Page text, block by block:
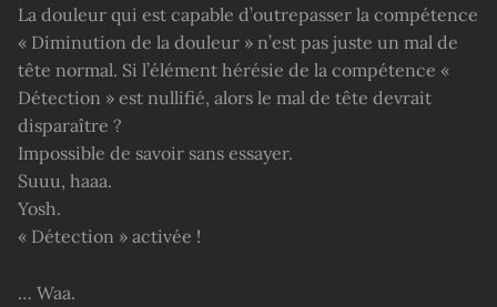
La douleur qui est capable d’outrepasser la compétence
« Diminution de la douleur » n’est pas juste un mal de
tête normal. Si l’élément hérésie de la compétence «
Détection » est nullifié, alors le mal de tête devrait
disparaître ?
Impossible de savoir sans essayer.
Suuu, haaa.
Yosh.
« Détection » activée !
… Waa.